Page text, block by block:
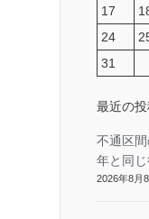
17
24
31
最近の
不通区
年と同
2026年8月